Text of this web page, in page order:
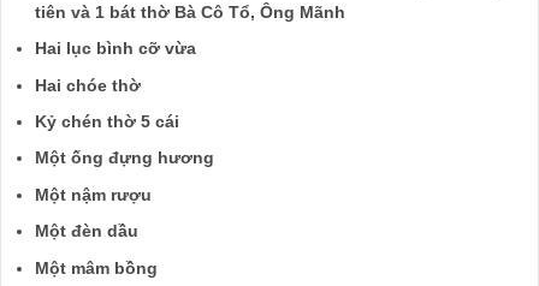
tiên và 1 bát thờ Bà Cô Tổ, Ông Mãnh
Hai lục bình cỡ vừa
Hai chóe thờ
Kỷ chén thờ 5 cái
Một ống đựng hương
Một nậm rượu
Một đèn dầu
Một mâm bồng